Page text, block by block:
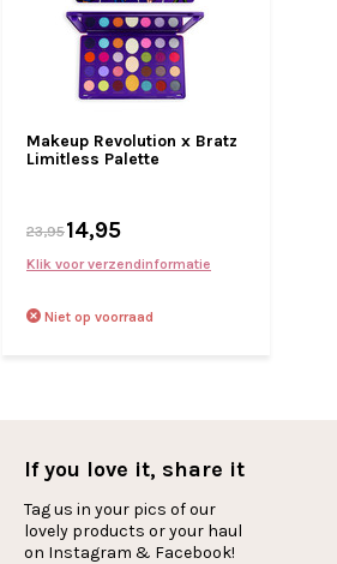
Makeup Revolution x Bratz
Limitless Palette
23,9514,95
Klik voor verzendinformatie
Niet op voorraad
If you love it, share it
Tag us in your pics of our
lovely products or your haul
on Instagram & Facebook!